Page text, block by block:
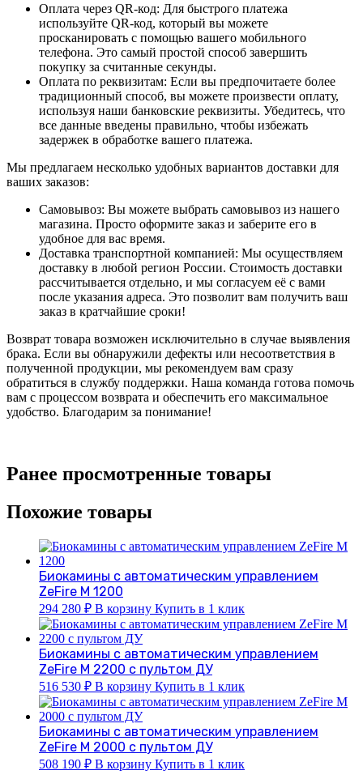
Оплата через QR-код: Для быстрого платежа
используйте QR-код, который вы можете
просканировать с помощью вашего мобильного
телефона. Это самый простой способ завершить
покупку за считанные секунды.
Оплата по реквизитам: Если вы предпочитаете более
традиционный способ, вы можете произвести оплату,
используя наши банковские реквизиты. Убедитесь, что
все данные введены правильно, чтобы избежать
задержек в обработке вашего платежа.
Мы предлагаем несколько удобных вариантов доставки для
ваших заказов:
Самовывоз: Вы можете выбрать самовывоз из нашего
магазина. Просто оформите заказ и заберите его в
удобное для вас время.
Доставка транспортной компанией: Мы осуществляем
доставку в любой регион России. Стоимость доставки
рассчитывается отдельно, и мы согласуем её с вами
после указания адреса. Это позволит вам получить ваш
заказ в кратчайшие сроки!
Возврат товара возможен исключительно в случае выявления
брака. Если вы обнаружили дефекты или несоответствия в
полученной продукции, мы рекомендуем вам сразу
обратиться в службу поддержки. Наша команда готова помочь
вам с процессом возврата и обеспечить его максимальное
удобство. Благодарим за понимание!
Ранее просмотренные товары
Похожие товары
Биокамины с автоматическим управлением
ZeFire М 1200
294 280 ₽ В корзину Купить в 1 клик
Биокамины с автоматическим управлением
ZeFire М 2200 с пультом ДУ
516 530 ₽ В корзину Купить в 1 клик
Биокамины с автоматическим управлением
ZeFire М 2000 с пультом ДУ
508 190 ₽ В корзину Купить в 1 клик